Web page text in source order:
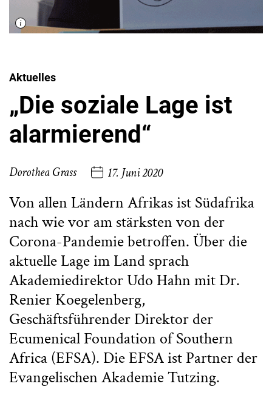
Aktuelles
„Die soziale Lage ist
alarmierend“
Dorothea Grass 17. Juni 2020
Von allen Ländern Afrikas ist Südafrika
nach wie vor am stärksten von der
Corona-Pandemie betroffen. Über die
aktuelle Lage im Land sprach
Akademiedirektor Udo Hahn mit Dr.
Renier Koegelenberg,
Geschäftsführender Direktor der
Ecumenical Foundation of Southern
Africa (EFSA). Die EFSA ist Partner der
Evangelischen Akademie Tutzing.